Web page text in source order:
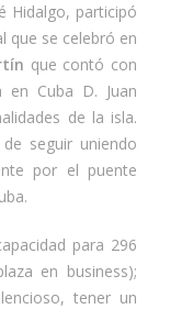
Hidalgo, participó
que se celebró en
que contó con
en Cuba D. Juan
de la isla.
seguir uniendo
por el puente
para 296
en business);
tener un